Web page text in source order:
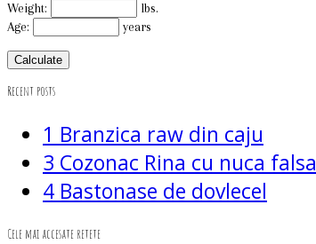
Weight:
lbs.
Age:
years
Recent posts
1 Branzica raw din caju
3 Cozonac Rina cu nuca falsa
4 Bastonase de dovlecel
Cele mai accesate retete